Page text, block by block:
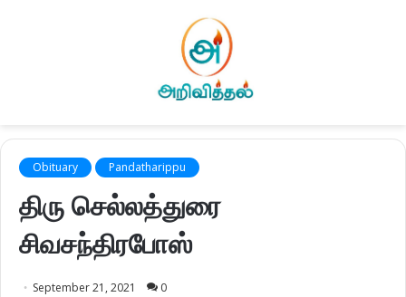
Obituary Pandatharippu
திரு செல்லத்துரை
சிவசந்திரபோஸ்
September 21, 2021 0